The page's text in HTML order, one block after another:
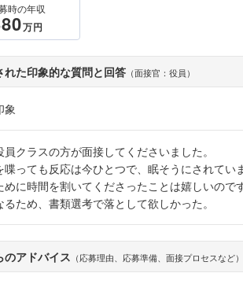
時の年収
万円
れた印象的な質問と回答 （面接官：役員）
象
クラスの方が面接してくださいました。
喋っても反応は今ひとつで、眠そうにされてい
めに時間を割いてくださったことは嬉しいの
ため、書類選考で落として欲しかった。
のアドバイス （応募理由、応募準備、面接プロセスなど）